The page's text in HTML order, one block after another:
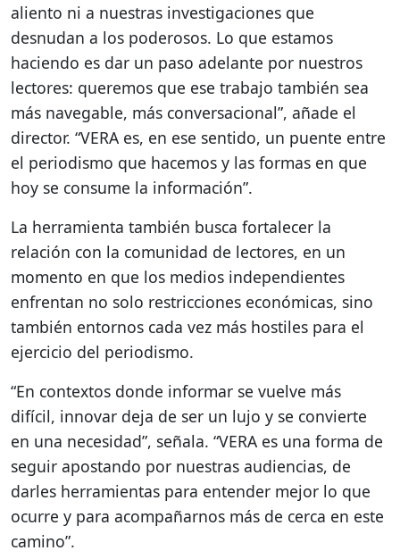
aliento ni a nuestras investigaciones que
desnudan a los poderosos. Lo que estamos
haciendo es dar un paso adelante por nuestros
lectores: queremos que ese trabajo también sea
más navegable, más conversacional”, añade el
director. “VERA es, en ese sentido, un puente entre
el periodismo que hacemos y las formas en que
hoy se consume la información”.
La herramienta también busca fortalecer la
relación con la comunidad de lectores, en un
momento en que los medios independientes
enfrentan no solo restricciones económicas, sino
también entornos cada vez más hostiles para el
ejercicio del periodismo.
“En contextos donde informar se vuelve más
difícil, innovar deja de ser un lujo y se convierte
en una necesidad”, señala. “VERA es una forma de
seguir apostando por nuestras audiencias, de
darles herramientas para entender mejor lo que
ocurre y para acompañarnos más de cerca en este
camino”.